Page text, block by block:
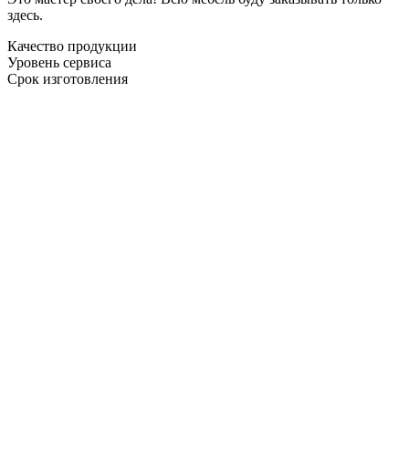
здесь.
Качество продукции
Уровень сервиса
Срок изготовления